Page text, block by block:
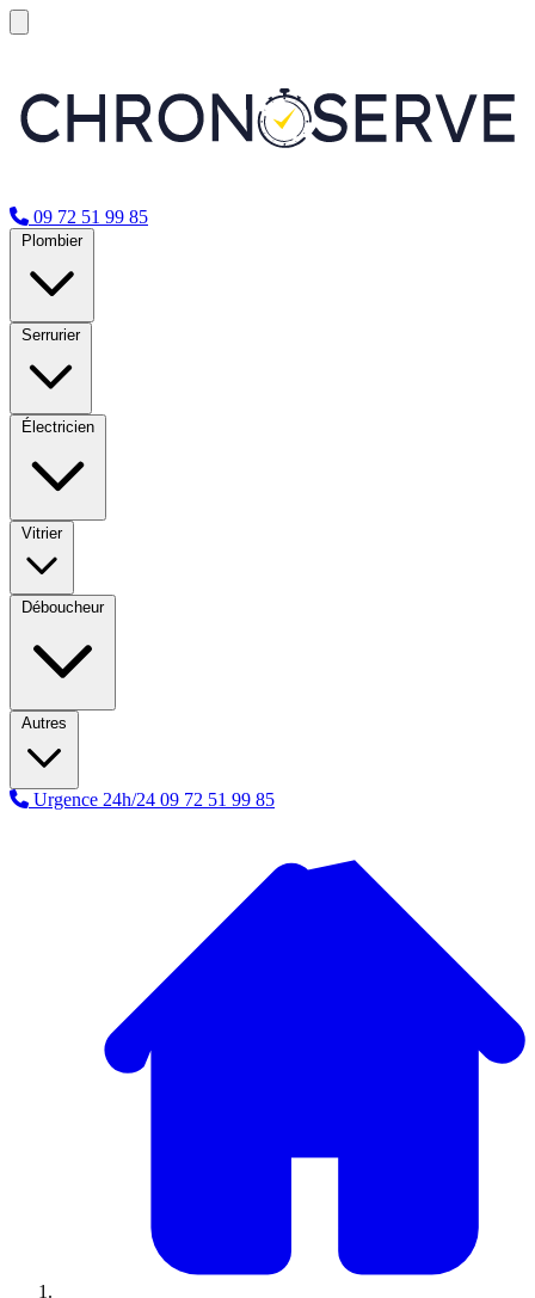
09 72 51 99 85
Plombier
Serrurier
Électricien
Vitrier
Déboucheur
Autres
Urgence 24h/24 09 72 51 99 85